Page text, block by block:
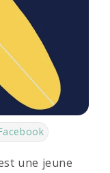
une jeune